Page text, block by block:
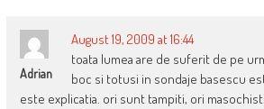
Adrian
August 19, 2009 at 16:44
toata lumea are de suferit de pe
boc si totusi in sondaje basescu
este explicatia. ori sunt tampiti, ori